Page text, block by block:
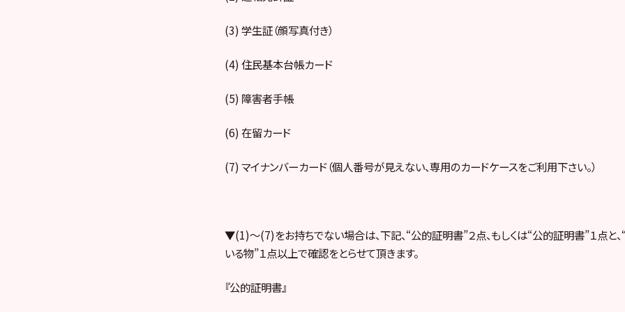
(3) 学生証（顔写真付き）
(4) 住民基本台帳カード
(5) 障害者手帳
(6) 在留カード
(7) マイナンバーカード（個人番号が見えない、専用のカードケースをご利用下さい。）
▼(1)～(7)をお持ちでない場合は、下記、“公的証明書”２点、もしくは“公的証明書”１点と
いる物”１点以上で確認をとらせて頂きます。
『公的証明書』